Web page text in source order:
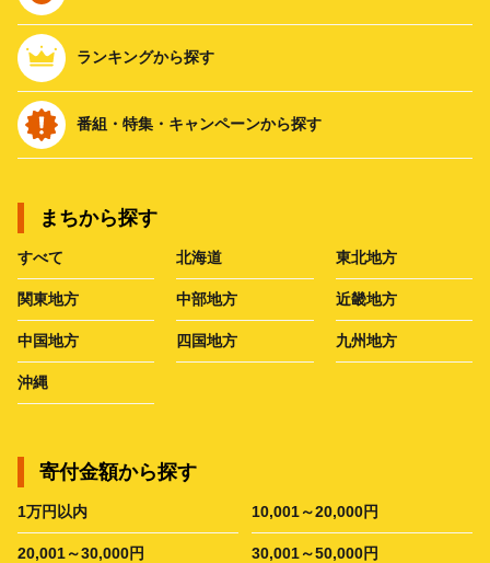
ランキングから探す
番組・特集・キャンペーンから探す
まちから探す
すべて 北海道 東北地方
関東地方 中部地方 近畿地方
中国地方 四国地方 九州地方
沖縄
寄付金額から探す
1万円以内 10,001～20,000円
20,001～30,000円 30,001～50,000円